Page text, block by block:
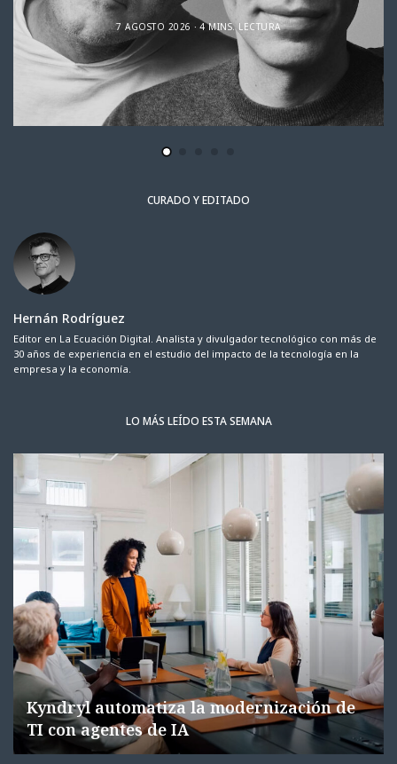
7 AGOSTO 2026 4 MINS. LECTURA
CURADO Y EDITADO
Hernán Rodríguez
Editor en La Ecuación Digital. Analista y divulgador tecnológico con más de
30 años de experiencia en el estudio del impacto de la tecnología en la
empresa y la economía.
LO MÁS LEÍDO ESTA SEMANA
Kyndryl automatiza la modernización de
TI con agentes de IA